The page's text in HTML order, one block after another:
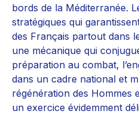
bords de la Méditerranée.
stratégiques qui
des Français partout dans
une mécanique qui
préparation au combat,
dans un cadre national et
régénération des Hommes
un exercice évidemment